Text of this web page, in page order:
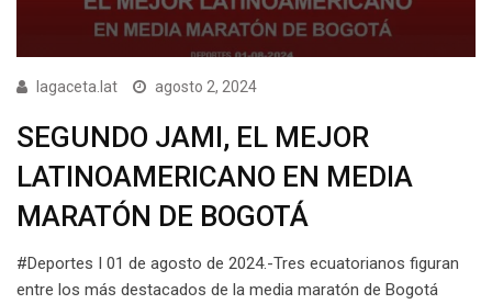
lagaceta.lat agosto 2, 2024
SEGUNDO JAMI, EL MEJOR
LATINOAMERICANO EN MEDIA
MARATÓN DE BOGOTÁ
#Deportes I 01 de agosto de 2024.-Tres ecuatorianos figuran
entre los más destacados de la media maratón de Bogotá